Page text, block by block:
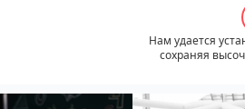
Нам удается
сохраняя